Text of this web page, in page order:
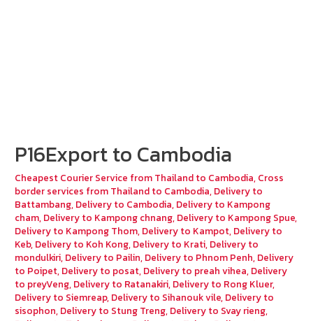
P16Export to Cambodia
Cheapest Courier Service from Thailand to Cambodia, Cross
border services from Thailand to Cambodia, Delivery to
Battambang, Delivery to Cambodia, Delivery to Kampong
cham, Delivery to Kampong chnang, Delivery to Kampong Spue,
Delivery to Kampong Thom, Delivery to Kampot, Delivery to
Keb, Delivery to Koh Kong, Delivery to Krati, Delivery to
mondulkiri, Delivery to Pailin, Delivery to Phnom Penh, Delivery
to Poipet, Delivery to posat, Delivery to preah vihea, Delivery
to preyVeng, Delivery to Ratanakiri, Delivery to Rong Kluer,
Delivery to Siemreap, Delivery to Sihanouk vile, Delivery to
sisophon, Delivery to Stung Treng, Delivery to Svay rieng,